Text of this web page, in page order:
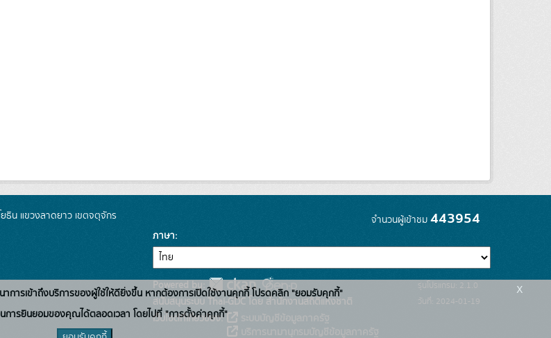
ธิน แขวงลาดยาว เขตจตุจักร
จำนวนผู้เข้าชม 443954
ภาษา
Powered by:
สนับสนุนระบบ Thai-GDC โดย สำนักงานสถิติแห่งชาติ
เว็บไซต์ที่เกี่ยวข้อง:
ระบบบัญชีข้อมูลภาครัฐ
บริการนามานุกรมบัญชีข้อมูลภาครัฐ
รุ่นโปรแกรม: 2.1.0
วันที่: 2024-01-19
การเข้าถึงบริการของผู้ใช้ให้ดียิ่งขึ้น หากต้องการเปิดใช้งานคุกกี้ โปรดคลิก "ยอมรับคุกกี้"
ารยินยอมของคุณได้ตลอดเวลา โดยไปที่ "การตั้งค่าคุกกี้"
x